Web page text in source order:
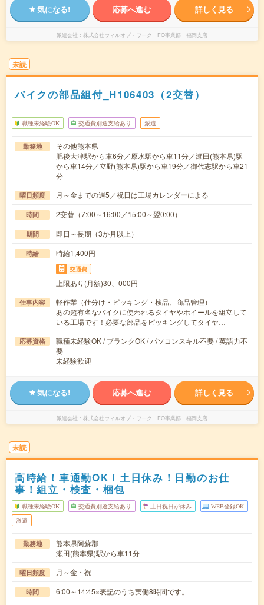
気になる! 応募へ進む 詳しく見る
派遣会社 株式会社ウィルオブ・ワーク FO事業部 福岡支店
未読
バイクの部品組付_H106403（2交替）
職種未経験OK 交通費別途支給あり 派遣
勤務地
その他熊本県
肥後大津駅から車6分／原水駅から車11分／瀬田(熊本県)駅
から車14分／立野(熊本県)駅から車19分／御代志駅から車21
分
曜日頻度 月～金までの週5／祝日は工場カレンダーによる
時間 2交替（7:00～16:00／15:00～翌0:00）
期間 即日～長期（3か月以上）
時給 時給1,400円
交通費
上限あり(月額)30、000円
仕事内容
軽作業（仕分け・ピッキング・検品、商品管理）
あの超有名なバイクに使われるタイヤやホイールを組立して
いる工場です！必要な部品をピッキングしてタイヤ…
応募資格
職種未経験OK / ブランクOK / パソコンスキル不要 / 英語力不
要
未経験歓迎
気になる! 応募へ進む 詳しく見る
派遣会社 株式会社ウィルオブ・ワーク FO事業部 福岡支店
未読
高時給！車通勤OK！土日休み！日勤のお仕
事！組立・検査・梱包
職種未経験OK 交通費別途支給あり 土日祝日が休み WEB登録OK
派遣
勤務地
熊本県阿蘇郡
瀬田(熊本県)駅から車11分
曜日頻度 月～金・祝
時間 6:00～14:45※表記のうち実働8時間です。